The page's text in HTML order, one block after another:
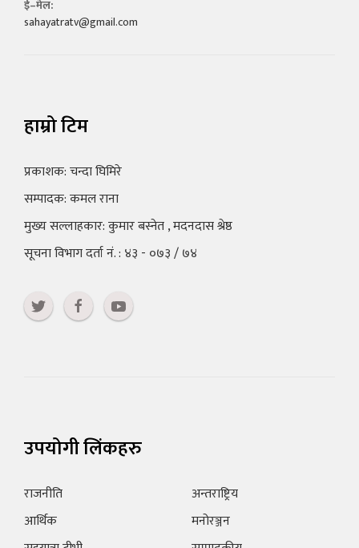
ई–मेल:
sahayatratv@gmail.com
हाम्रो टिम
प्रकाशक: चन्दा घिमिरे
सम्पादक: कमल राना
मुख्य सल्लाहकार: कुमार बस्नेत , मदनदास श्रेष्ठ
सूचना विभाग दर्ता नं. : ४३ - ०७३ / ७४
उपयोगी लिंकहरु
राजनीति
आर्थिक
अन्तराष्ट्रिय
मनोरञ्जन